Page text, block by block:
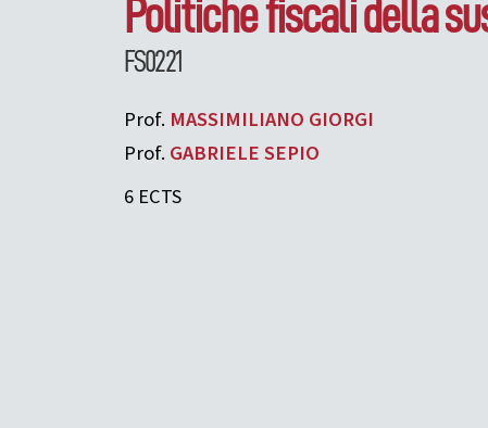
Politiche fiscali della
FS0221
Prof. MASSIMILIANO GIORGI
Prof. GABRIELESEPIO
6 ECTS